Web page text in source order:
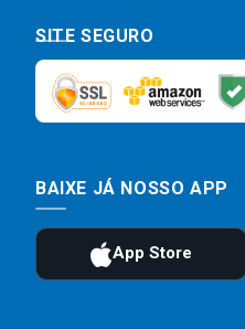
SITE SEGURO
BAIXE JÁ NOSSO APP